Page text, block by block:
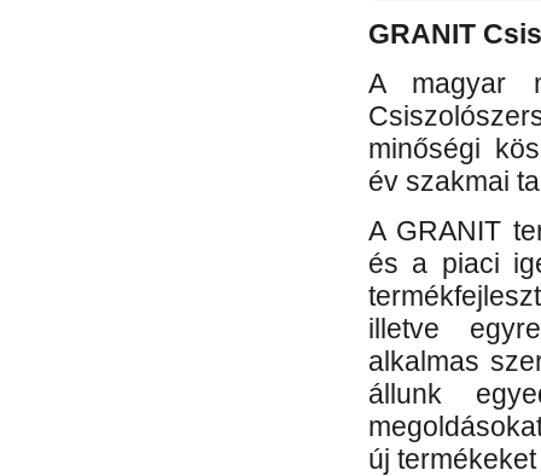
GRANIT
A magyar
minőségi
év szakmai
A GRANIT
és a piaci
illetve
alkalmas
állunk
új